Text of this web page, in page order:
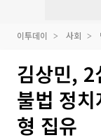
이투데이 사회
김상민, 2
불법 정
형 집유